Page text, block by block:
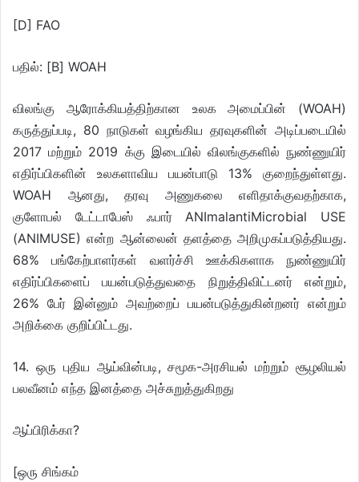
[D] FAO
பதில்: [B] WOAH
விலங்கு ஆரோக்கியத்திற்கான உலக அமைப்பின் (WOAH)
கருத்துப்படி, 80 நாடுகள் வழங்கிய தரவுகளின் அடிப்படையில்
2017 மற்றும் 2019 க்கு இடையில் விலங்குகளில் நுண்ணுயிர்
எதிர்ப்பிகளின் உலகளாவிய பயன்பாடு 13% குறைந்துள்ளது.
WOAH ஆனது, தரவு அணுகலை எளிதாக்குவதற்காக,
குளோபல் டேட்டாபேஸ் ஃபார் ANImalantiMicrobial USE
(ANIMUSE) என்ற ஆன்லைன் தளத்தை அறிமுகப்படுத்தியது.
68% பங்கேற்பாளர்கள் வளர்ச்சி ஊக்கிகளாக நுண்ணுயிர்
எதிர்ப்பிகளைப் பயன்படுத்துவதை நிறுத்திவிட்டனர் என்றும்,
26% பேர் இன்னும் அவற்றைப் பயன்படுத்துகின்றனர் என்றும்
அறிக்கை குறிப்பிட்டது.
14. ஒரு புதிய ஆய்வின்படி, சமூக-அரசியல் மற்றும் சூழலியல்
பலவீனம் எந்த இனத்தை அச்சுறுத்துகிறது
ஆப்பிரிக்கா?
[ஒரு சிங்கம்